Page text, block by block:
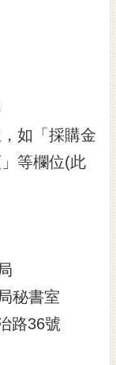
如「採購金
等欄位(此
秘書室
路36號